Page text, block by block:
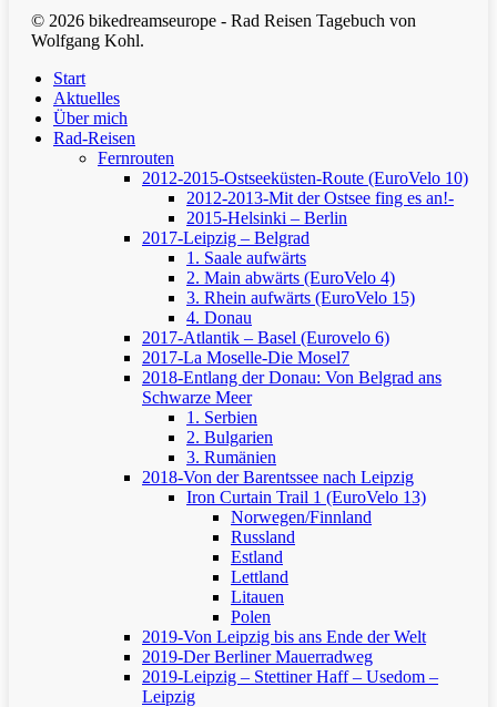
© 2026 bikedreamseurope - Rad Reisen Tagebuch von
Wolfgang Kohl.
Start
Aktuelles
Über mich
Rad-Reisen
Fernrouten
2012-2015-Ostseeküsten-Route (EuroVelo 10)
2012-2013-Mit der Ostsee fing es an!-
2015-Helsinki – Berlin
2017-Leipzig – Belgrad
1. Saale aufwärts
2. Main abwärts (EuroVelo 4)
3. Rhein aufwärts (EuroVelo 15)
4. Donau
2017-Atlantik – Basel (Eurovelo 6)
2017-La Moselle-Die Mosel7
2018-Entlang der Donau: Von Belgrad ans
Schwarze Meer
1. Serbien
2. Bulgarien
3. Rumänien
2018-Von der Barentssee nach Leipzig
Iron Curtain Trail 1 (EuroVelo 13)
Norwegen/Finnland
Russland
Estland
Lettland
Litauen
Polen
2019-Von Leipzig bis ans Ende der Welt
2019-Der Berliner Mauerradweg
2019-Leipzig – Stettiner Haff – Usedom –
Leipzig